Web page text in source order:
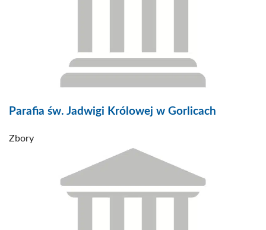
Parafia św. Jadwigi Królowej w Gorlicach
Zbory